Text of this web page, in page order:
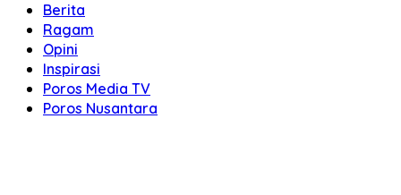
Berita
Ragam
Opini
Inspirasi
Poros Media TV
Poros Nusantara